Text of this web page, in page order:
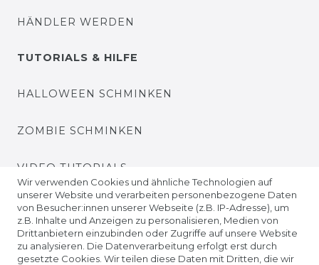
HÄNDLER WERDEN
TUTORIALS & HILFE
HALLOWEEN SCHMINKEN
ZOMBIE SCHMINKEN
VIDEO TUTORIALS
KONTAKTLINSEN EINSETZEN
UNTERNEHMEN
Wir verwenden Cookies und ähnliche Technologien auf
unserer Website und verarbeiten personenbezogene Daten
von Besucher:innen unserer Webseite (z.B. IP-Adresse), um
z.B. Inhalte und Anzeigen zu personalisieren, Medien von
Drittanbietern einzubinden oder Zugriffe auf unsere Website
zu analysieren. Die Datenverarbeitung erfolgt erst durch
gesetzte Cookies. Wir teilen diese Daten mit Dritten, die wir